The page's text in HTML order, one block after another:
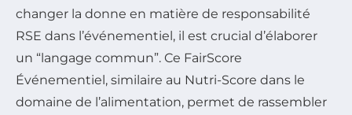
changer la donne en matière de responsabilité
RSE dans l’événementiel, il est crucial d’élaborer
un “langage commun”. Ce FairScore
Événementiel, similaire au Nutri-Score dans le
domaine de l’alimentation, permet de rassembler